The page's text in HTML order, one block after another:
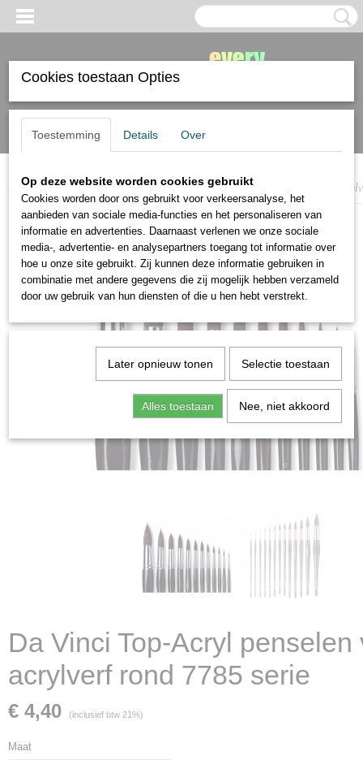
Inloggen Registreren
Home>penselen>acrylpenselen>Da Vinci Top-Acryl penselen voor
Da Vinci Top-Acryl penselen
acrylverf rond 7785 serie
€ 4,40 (inclusief btw 21%)
Maat
Cookies toestaan Opties
Toestemming Details Over
Op deze website worden cookies gebruikt
Cookies worden door ons gebruikt voor verkeersanalyse, het
aanbieden van sociale media-functies en het personaliseren van
informatie en advertenties. Daarnaast verlenen we onze sociale
media-, advertentie- en analysepartners toegang tot informatie over
hoe u onze site gebruikt. Zij kunnen deze informatie gebruiken in
combinatie met andere gegevens die zij mogelijk hebben verzameld
door uw gebruik van hun diensten of die u hen hebt verstrekt.
Later opnieuw tonen Selectie toestaan
Alles toestaan Nee, niet akkoord